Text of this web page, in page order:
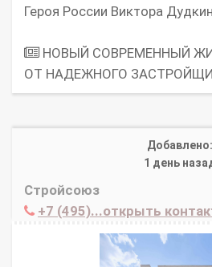
Героя России Виктора
НОВЫЙ СОВРЕМЕННЫЙ
ОТ НАДЕЖНОГО
Добавлено:
1 день
Стройсоюз
+7 (495)...открыть